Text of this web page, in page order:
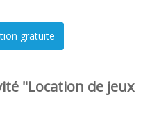
"Location de jeux